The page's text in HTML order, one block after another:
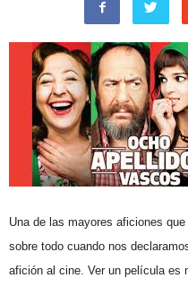
Una de las mayores aficiones
sobre todo cuando nos
afición al cine. Ver un película es